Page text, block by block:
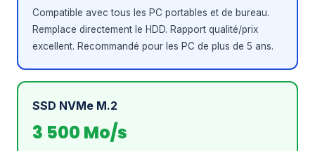
Compatible avec tous les PC portables et de bureau.
Remplace directement le HDD. Rapport qualité/prix
excellent. Recommandé pour les PC de plus de 5 ans.
SSD NVMe M.2
3 500 Mo/s